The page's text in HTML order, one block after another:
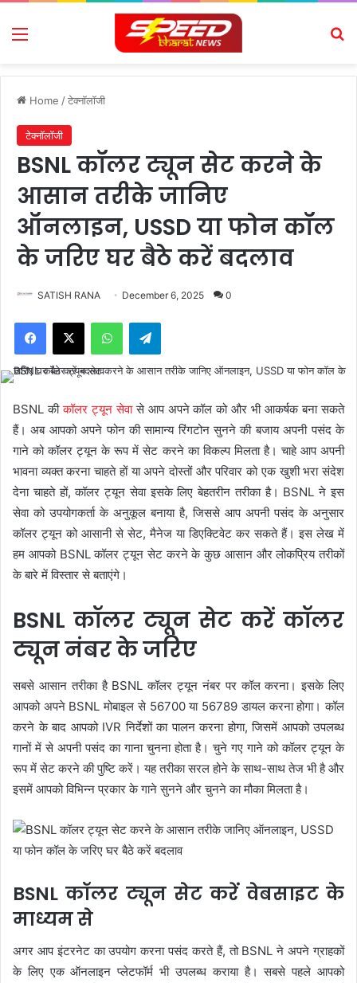
Menu
Home /टेक्नॉलॉजी
टेक्नॉलॉजी
BSNL कॉलर ट्यून सेट करने के
आसान तरीके जानिए
ऑनलाइन, USSD या फोन कॉल
के जरिए घर बैठे करें बदलाव
SATISH RANA December 6, 2025 0
Facebook
X WhatsAppTelegram
BSNL कीकॉलर ट्यून सेवासे आप अपने कॉल को और भी आकर्षक बना सकते
हैं। अब आपको अपने फोन की सामान्य रिंगटोन सुनने की बजाय अपनी पसंद के
गाने को कॉलर ट्यून के रूप में सेट करने का विकल्प मिलता है। चाहे आप अपनी
भावना व्यक्त करना चाहते हों या अपने दोस्तों और परिवार को एक खुशी भरा संदेश
देना चाहते हों, कॉलर ट्यून सेवा इसके लिए बेहतरीन तरीका है। BSNL ने इस
सेवा को उपयोगकर्ता के अनुकूल बनाया है, जिससे आप अपनी पसंद के अनुसार
कॉलर ट्यून को आसानी से सेट, मैनेज या डिएक्टिवेट कर सकते हैं। इस लेख में
हम आपको BSNL कॉलर ट्यून सेट करने के कुछ आसान और लोकप्रिय तरीकों
के बारे में विस्तार से बताएंगे।
BSNL कॉलर ट्यून सेट करें कॉलर
ट्यून नंबर के जरिए
सबसे आसान तरीका है BSNL कॉलर ट्यून नंबर पर कॉल करना। इसके लिए
आपको अपने BSNL मोबाइल से 56700 या 56789 डायल करना होगा। कॉल
करने के बाद आपको IVR निर्देशों का पालन करना होगा, जिसमें आपको उपलब्ध
गानों में से अपनी पसंद का गाना चुनना होता है। चुने गए गाने को कॉलर ट्यून के
रूप में सेट करने की पुष्टि करें। यह तरीका सरल होने के साथ-साथ तेज भी है और
इसमें आपको विभिन्न प्रकार के गाने सुनने और चुनने का मौका मिलता है।
BSNL कॉलर ट्यून सेट करें वेबसाइट के
माध्यम से
अगर आप इंटरनेट का उपयोग करना पसंद करते हैं, तो BSNL ने अपने ग्राहकों
के लिए एक ऑनलाइन प्लेटफॉर्म भी उपलब्ध कराया है। सबसे पहले आपको